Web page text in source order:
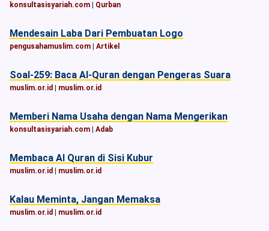
konsultasisyariah.com Qurban
Mendesain Laba Dari Pembuatan Logo
pengusahamuslim.com Artikel
Soal-259: Baca Al-Quran dengan Pengeras Suara
muslim.or.id muslim.or.id
Memberi Nama Usaha dengan Nama Mengerikan
konsultasisyariah.com Adab
Membaca Al Quran di Sisi Kubur
muslim.or.id muslim.or.id
Kalau Meminta, Jangan Memaksa
muslim.or.id muslim.or.id